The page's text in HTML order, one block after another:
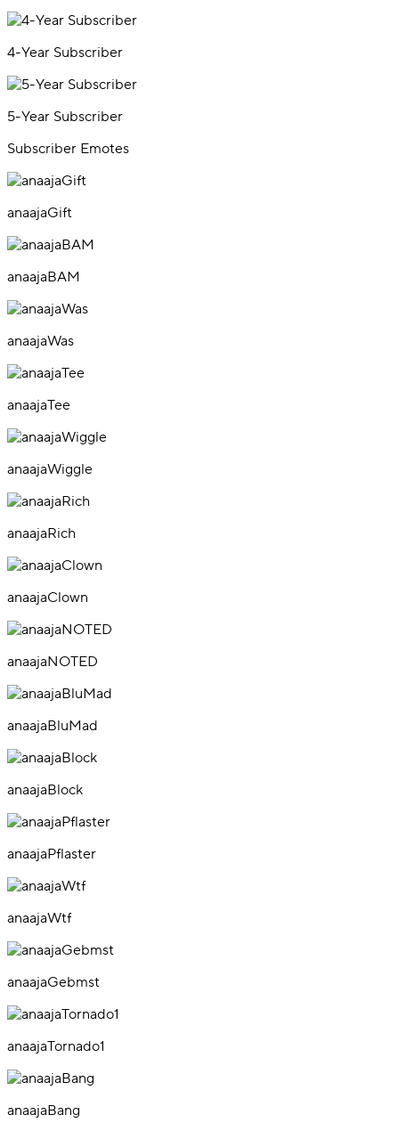
4-Year Subscriber
5-Year Subscriber
Subscriber Emotes
anaajaGift
anaajaBAM
anaajaWas
anaajaTee
anaajaWiggle
anaajaRich
anaajaClown
anaajaNOTED
anaajaBluMad
anaajaBlock
anaajaPflaster
anaajaWtf
anaajaGebmst
anaajaTornado1
anaajaBang